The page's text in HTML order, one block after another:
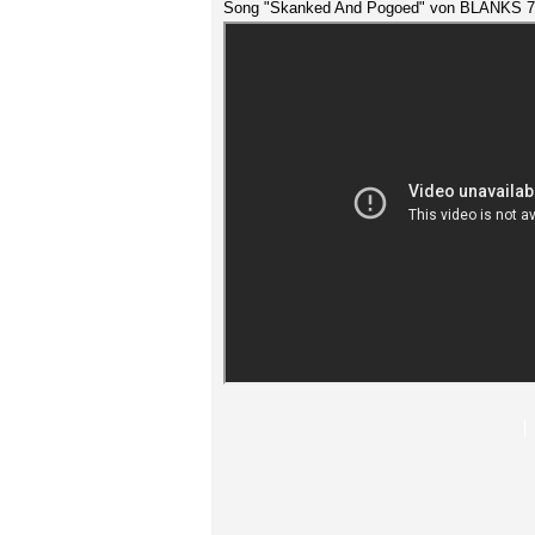
Song "Skanked And Pogoed" von BLANKS